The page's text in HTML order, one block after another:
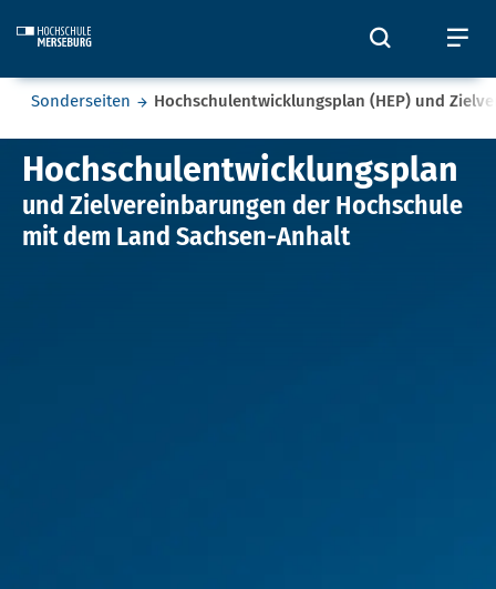
Öffnet
Sie befinden sich hier:
Sonderseiten Hochschulentwicklungsplan (HEP) und
Hochschulentwicklungsplan
Hochschulentwicklungsplan
und Zielvereinbarungen der Hochschule
mit dem Land Sachsen-Anhalt